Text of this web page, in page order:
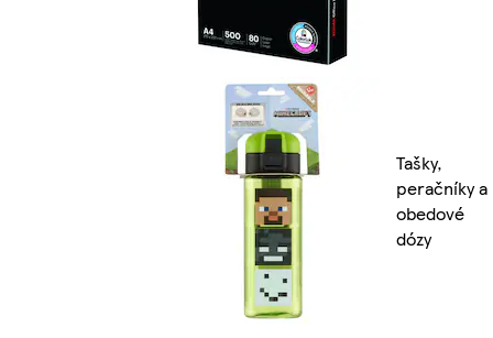
Tašky,
peračníky a
obedové
dózy